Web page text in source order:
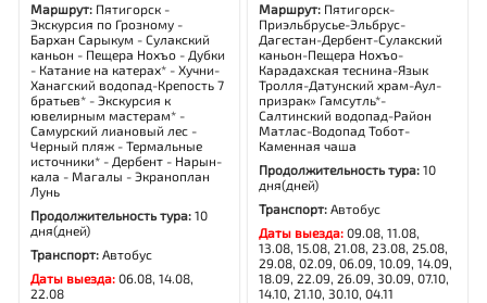
Маршрут: Пятигорск -
Экскурсия по Грозному -
Бархан Сарыкум - Сулакский
каньон - Пещера Нохъо - Дубки
- Катание на катерах* - Хучни-
Ханагский водопад-Крепость 7
братьев* - Экскурсия к
ювелирным мастерам* -
Самурский лиановый лес -
Черный пляж - Термальные
источники* - Дербент - Нарын-
кала - Магалы - Экраноплан
Лунь
Продолжительность тура:10
дня(дней)
Транспорт:Автобус
Даты выезда:06.08, 14.08,
22.08
Маршрут: Пятигорск-
Приэльбрусье-Эльбрус-
Дагестан-Дербент-Сулакский
каньон-Пещера Нохъо-
Карадахская теснина-Язык
Тролля-Датунский храм-Аул-
призрак» Гамсутль*-
Салтинский водопад-Район
Матлас-Водопад Тобот-
Каменная чаша
Продолжительность тура:10
дня(дней)
Транспорт:Автобус
Даты выезда:09.08, 11.08,
13.08, 15.08, 21.08, 23.08, 25.08,
29.08, 02.09, 06.09, 10.09, 14.09,
18.09, 22.09, 26.09, 30.09, 07.10,
14.10, 21.10, 30.10, 04.11